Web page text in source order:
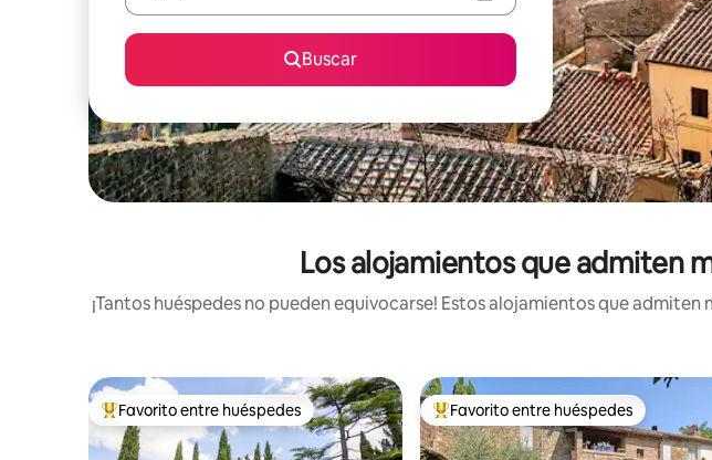
Buscar
Los alojamientos que admiten
¡Tantos huéspedes no pueden equivocarse! Estos alojamientos que
De los mejores en Favorito entre huéspedes
Favorito entre huéspedes De los mejores en Favorito entre
Favorito entre huéspedes